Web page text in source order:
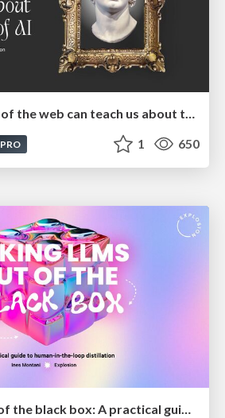
PRO 1 650
Taking LLMs out of the black box: A practical guide to human-in-the-loop distillation